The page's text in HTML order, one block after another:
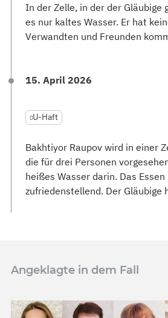
In der Zelle, in der der Gläubige
es nur kaltes Wasser. Er hat
Verwandten und Freunden
15. April 2026
U-Haft
Bakhtiyor Raupov wird in einer
die für drei Personen
heißes Wasser darin. Das Essen
zufriedenstellend. Der Gläubige
Angeklagte in dem Fall